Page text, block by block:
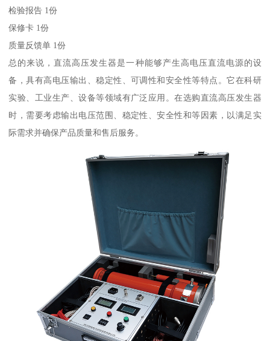
检验报告 1份
保修卡 1份
质量反馈单 1份
总的来说，直流高压发生器是一种能够产生高电压直流电源的设
备，具有高电压输出、稳定性、可调性和安全性等特点。它在科研
实验、工业生产、设备等领域有广泛应用。在选购直流高压发生器
时，需要考虑输出电压范围、稳定性、安全性和等因素，以满足实
际需求并确保产品质量和售后服务。